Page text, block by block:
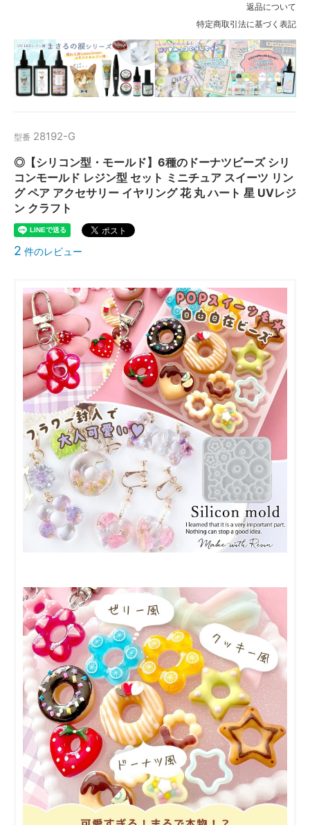
返品について
特定商取引法に基づく表記
型番 28192-G
◎【シリコン型・モールド】6種のドーナツビーズ シリ
コンモールド レジン型 セット ミニチュア スイーツ リン
グ ペア アクセサリー イヤリング 花 丸 ハート 星 UVレジ
ン クラフト
2 件のレビュー